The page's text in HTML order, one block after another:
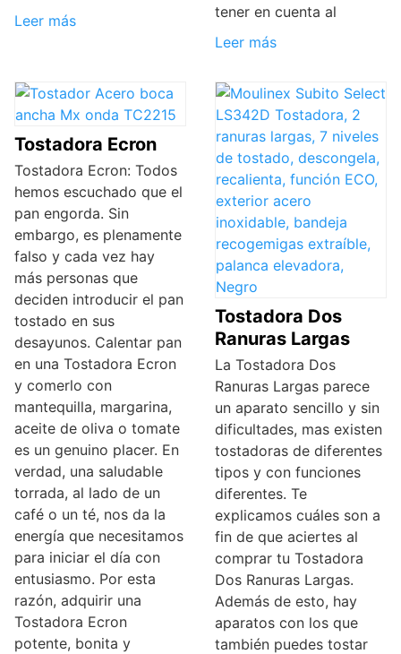
Leer más
tener en cuenta al
Leer más
Tostadora Ecron
Tostadora Ecron: Todos
hemos escuchado que el
pan engorda. Sin
embargo, es plenamente
falso y cada vez hay
más personas que
deciden introducir el pan
tostado en sus
desayunos. Calentar pan
en una Tostadora Ecron
y comerlo con
mantequilla, margarina,
aceite de oliva o tomate
es un genuino placer. En
verdad, una saludable
torrada, al lado de un
café o un té, nos da la
energía que necesitamos
para iniciar el día con
entusiasmo. Por esta
razón, adquirir una
Tostadora Ecron
potente, bonita y
Tostadora Dos
Ranuras Largas
La Tostadora Dos
Ranuras Largas parece
un aparato sencillo y sin
dificultades, mas existen
tostadoras de diferentes
tipos y con funciones
diferentes. Te
explicamos cuáles son a
fin de que aciertes al
comprar tu Tostadora
Dos Ranuras Largas.
Además de esto, hay
aparatos con los que
también puedes tostar